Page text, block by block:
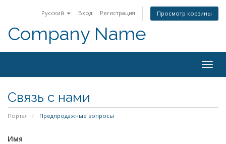
Русский Вход Регистрация Просмотр корзины
Company Name
Связь с нами
Портал Предпродажные вопросы
Имя